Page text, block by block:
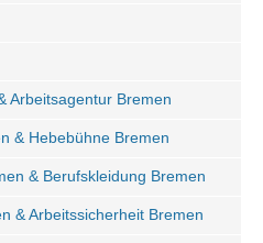
Arbeitsagentur Bremen
& Hebebühne Bremen
& Berufskleidung Bremen
& Arbeitssicherheit Bremen